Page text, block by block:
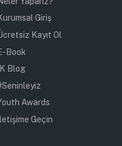
Giriş
Kayıt Ol
Book
Blog
Awards
Geçin